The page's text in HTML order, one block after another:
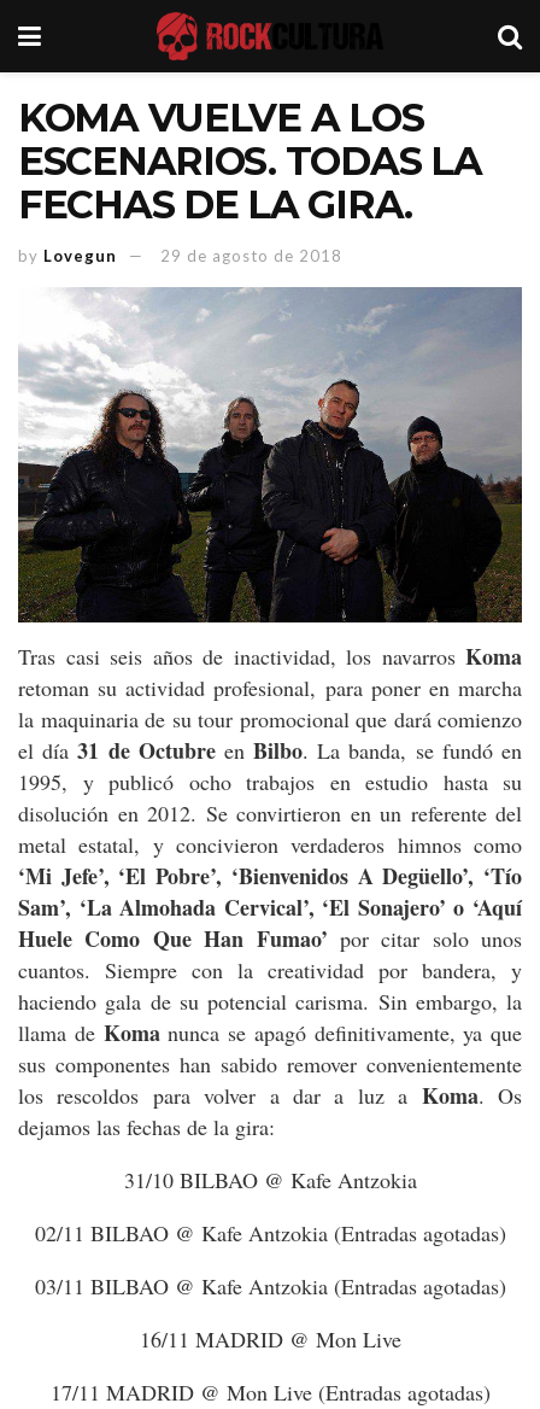
KOMA VUELVE A LOS
ESCENARIOS. TODAS LA
FECHAS DE LA GIRA.
by Lovegun 29 de agosto de 2018
Tras casi seis años de inactividad, los navarros Koma
retoman su actividad profesional, para poner en marcha
la maquinaria de su tour promocional que dará comienzo
el día31 de OctubreenBilbo. La banda, se fundó en
1995, y publicó ocho trabajos en estudio hasta su
disolución en 2012. Se convirtieron en un referente del
metal estatal, y concivieron verdaderos himnos como
‘Mi Jefe’, ‘El Pobre’, ‘Bienvenidos A Degüello’, ‘Tío
Sam’, ‘La Almohada Cervical’, ‘El Sonajero’ o ‘Aquí
Huele Como Que Han Fumao’ por citar solo unos
cuantos. Siempre con la creatividad por bandera, y
haciendo gala de su potencial carisma. Sin embargo, la
llama deKomanunca se apagó definitivamente, ya que
sus componentes han sabido remover convenientemente
los rescoldos para volver a dar a luz a Koma. Os
dejamos las fechas de la gira:
31/10 BILBAO @ Kafe Antzokia
02/11 BILBAO @ Kafe Antzokia (Entradas agotadas)
03/11 BILBAO @ Kafe Antzokia (Entradas agotadas)
16/11 MADRID @ Mon Live
17/11 MADRID @ Mon Live (Entradas agotadas)